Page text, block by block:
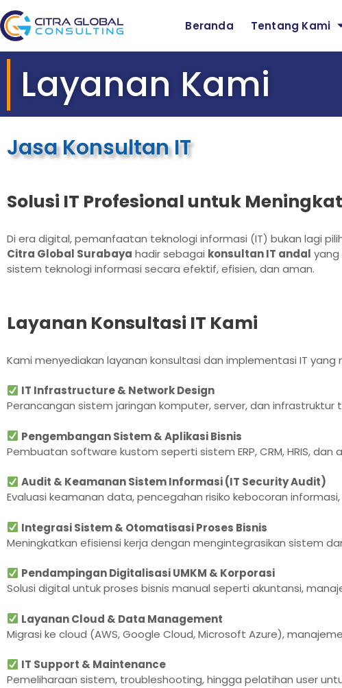
Beranda Tentang Kami
Layanan Kami
Jasa Konsultan IT
Solusi IT Profesional untuk
Di era digital, pemanfaatan teknologi informasi (IT) bukan lagi
Citra Global Surabaya hadir sebagai konsultan IT andal
sistem teknologi informasi secara efektif, efisien, dan aman.
Layanan Konsultasi IT Kami
Kami menyediakan layanan konsultasi dan implementasi IT
IT Infrastructure & Network Design
Perancangan sistem jaringan komputer, server, dan infrastruktur
Pengembangan Sistem & Aplikasi Bisnis
Pembuatan software kustom seperti sistem ERP, CRM, HRIS,
Audit & Keamanan Sistem Informasi (IT Security Audit)
Evaluasi keamanan data, pencegahan risiko kebocoran
Integrasi Sistem & Otomatisasi Proses Bisnis
Meningkatkan efisiensi kerja dengan mengintegrasikan sistem
Pendampingan Digitalisasi UMKM & Korporasi
Solusi digital untuk proses bisnis manual seperti akuntansi,
Layanan Cloud & Data Management
Migrasi ke cloud (AWS, Google Cloud, Microsoft Azure),
IT Support & Maintenance
Pemeliharaan sistem, troubleshooting, hingga pelatihan user